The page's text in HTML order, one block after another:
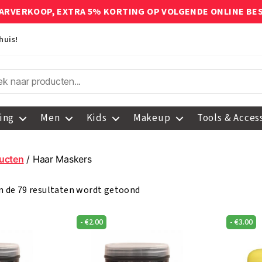
EXTRA 5% KORTING OP VOLGENDE ONLINE
Men Kids Makeup Tools &
/ Haar Maskers
de 79 resultaten wordt getoond
- €2.00 - €3.00